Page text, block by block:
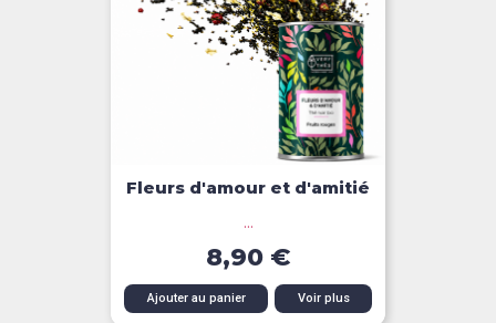
Fleurs d'amour et d'amitié
...
8,90 €
Ajouter au panier Voir plus